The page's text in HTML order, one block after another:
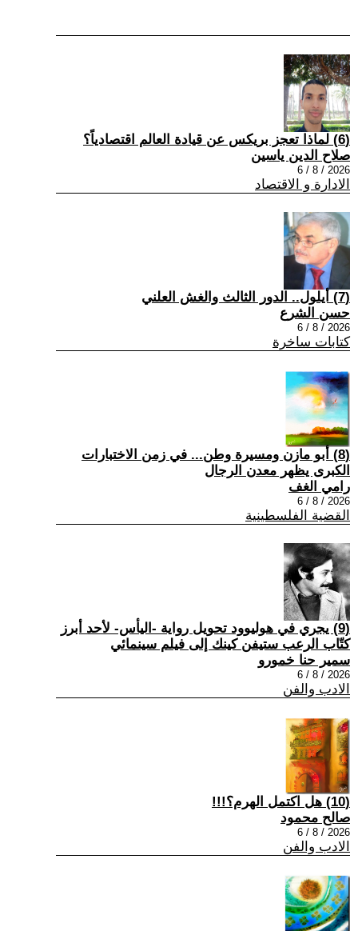
(6) لماذا تعجز بريكس عن قيادة العالم اقتصادياً؟
صلاح الدين ياسين
2026 / 8 / 6
الادارة و الاقتصاد
(7) أيلول.. الدور الثالث والغش العلني
حسن الشرع
2026 / 8 / 6
كتابات ساخرة
(8) أبو مازن ومسيرة وطن... في زمن الاختبارات
الكبرى يظهر معدن الرجال
رامي الغف
2026 / 8 / 6
القضية الفلسطينية
(9) يجري في هوليوود تحويل رواية -اليأس- لأحد أبرز
كتّاب الرعب ستيفن كينك إلى فيلم سينمائي
سمير حنا خمورو
2026 / 8 / 6
الادب والفن
(10) هل اكتمل الهرم؟!!!
صالح محمود
2026 / 8 / 6
الادب والفن